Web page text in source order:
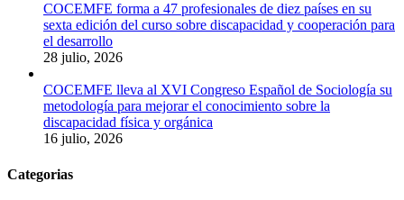
COCEMFE forma a 47 profesionales de diez países en su
sexta edición del curso sobre discapacidad y cooperación para
el desarrollo
28 julio, 2026
COCEMFE lleva al XVI Congreso Español de Sociología su
metodología para mejorar el conocimiento sobre la
discapacidad física y orgánica
16 julio, 2026
Categorias